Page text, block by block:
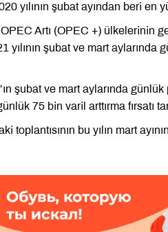
yılının şubat ayından beri en
Artı (OPEC +) ülkelerinin
yılının şubat ve mart
şubat ve mart aylarında
75 bin varil arttırma fırsatı
toplantısının bu yılın mart